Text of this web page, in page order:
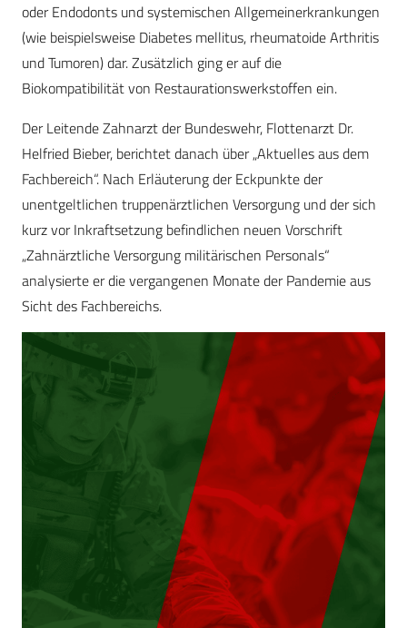
oder Endodonts und systemischen Allgemeinerkrankungen
(wie beispielsweise Diabetes mellitus, rheumatoide Arthritis
und Tumoren) dar. Zusätzlich ging er auf die
Biokompatibilität von Restaurationswerkstoffen ein.
Der Leitende Zahnarzt der Bundeswehr, Flottenarzt Dr.
Helfried Bieber, berichtet danach über „Aktuelles aus dem
Fachbereich“. Nach Erläuterung der Eckpunkte der
unentgeltlichen truppenärztlichen Versorgung und der sich
kurz vor Inkraftsetzung befindlichen neuen Vorschrift
„Zahnärztliche Versorgung militärischen Personals“
analysierte er die vergangenen Monate der Pandemie aus
Sicht des Fachbereichs.